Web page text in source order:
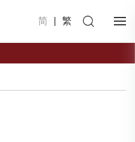
简 繁